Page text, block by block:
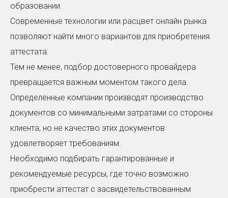
образовании.
Современные технологии или расцвет онлайн рынка
позволяют найти много вариантов для приобретения
аттестата.
Тем не менее, подбор достоверного провайдера
превращается важным моментом такого дела.
Определенные компании производят производство
документов со минимальными затратами со стороны
клиента, но не качество этих документов
удовлетворяет требованиям.
Необходимо подбирать гарантированные и
рекомендуемые ресурсы, где точно возможно
приобрести аттестат с засвидетельствованным